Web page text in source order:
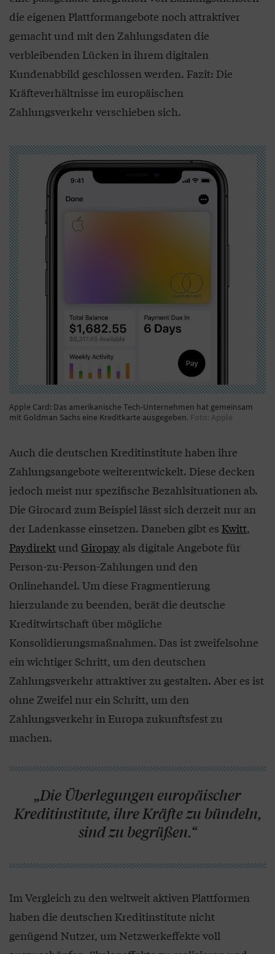
die eigenen Plattformangebote noch attraktiver
gemacht und mit den Zahlungsdaten die
verbleibenden Lücken in ihrem digitalen
Kundenabbild geschlossen werden. Fazit: Die
Kräfteverhältnisse im europäischen
Zahlungsverkehr verschieben sich.
Apple Card: Das amerikanische Tech-Unternehmen hat gemeinsam
mit Goldman Sachs eine Kreditkarte ausgegeben. Foto: Apple
Auch die deutschen Kreditinstitute haben ihre
Zahlungsangebote weiterentwickelt. Diese decken
jedoch meist nur spezifische Bezahlsituationen ab.
Die Girocard zum Beispiel lässt sich derzeit nur an
der Ladenkasse einsetzen. Daneben gibt es Kwitt,
Paydirektund Giropay als digitale Angebote für
Person-zu-Person-Zahlungen und den
Onlinehandel. Um diese Fragmentierung
hierzulande zu beenden, berät die deutsche
Kreditwirtschaft über mögliche
Konsolidierungsmaßnahmen. Das ist zweifelsohne
ein wichtiger Schritt, um den deutschen
Zahlungsverkehr attraktiver zu gestalten. Aber es ist
ohne Zweifel nur ein Schritt, um den
Zahlungsverkehr in Europa zukunftsfest zu
machen.
„Die Überlegungen europäischer
Kreditinstitute, ihre Kräfte zu bündeln,
sind zu begrüßen.“
Im Vergleich zu den weltweit aktiven Plattformen
haben die deutschen Kreditinstitute nicht
genügend Nutzer, um Netzwerkeffekte voll